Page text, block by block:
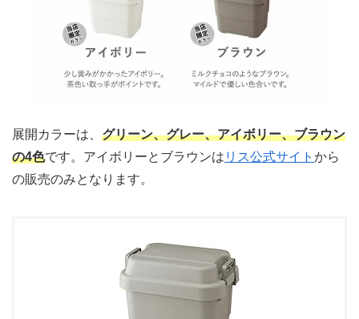
展開カラーは、 グリーン、グレー、アイボリー、ブラウン
の4色です。アイボリーとブラウンは リス公式サイト から
の販売のみとなります。